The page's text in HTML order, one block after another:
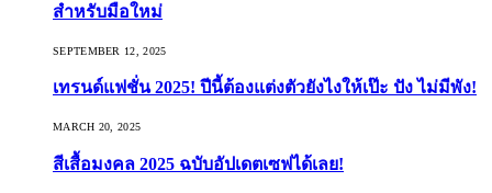
สำหรับมือใหม่
SEPTEMBER 12, 2025
เทรนด์แฟชั่น 2025! ปีนี้ต้องแต่งตัวยังไงให้เป๊ะ ปัง ไม่มีพัง!
MARCH 20, 2025
สีเสื้อมงคล 2025 ฉบับอัปเดตเซฟได้เลย!